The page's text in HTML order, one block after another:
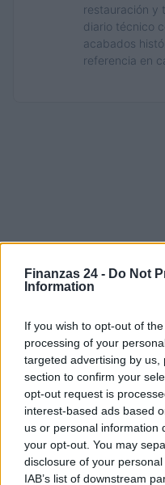
Finanzas 24 - Do Not
Information
If you wish to opt-out of
processing of your
targeted advertising by
section to confirm your
opt-out request is
interest-based ads based
us or personal information
your opt-out. You may
disclosure of your
IAB’s list of downstream
restauración y
diario técnico
acabados
referencia en
Sigue leyendo